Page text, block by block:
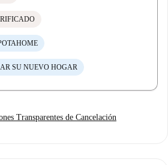
SU NUEVO HOGAR
Transparentes de Cancelación